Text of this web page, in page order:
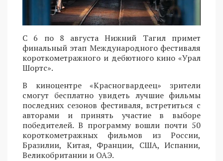
С 6 по 8 августа Нижний Тагил примет
финальный этап Международного фестиваля
короткометражного и дебютного кино «Урал
Шортс».
В киноцентре «Красногвардеец» зрители
смогут бесплатно увидеть лучшие фильмы
последних сезонов фестиваля, встретиться с
авторами и принять участие в выборе
победителей. В программу вошли почти 50
короткометражных фильмов из России,
Бразилии, Китая, Франции, США, Испании,
Великобритании и ОАЭ.